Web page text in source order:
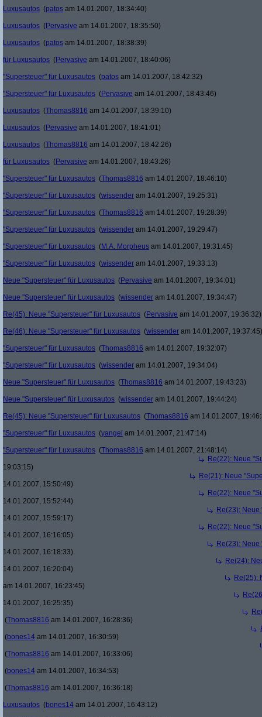
Luxusautos (patos am 14.01.2007, 18:34:40)
Luxusautos (Pervasive am 14.01.2007, 18:35:50)
Luxusautos (patos am 14.01.2007, 18:38:39)
für Luxusautos (Pervasive am 14.01.2007, 18:40:06)
"Supersteuer" für Luxusautos (patos am 14.01.2007, 18:42:32)
"Supersteuer" für Luxusautos (Pervasive am 14.01.2007, 18:43:46)
Luxusautos (Thomas8816 am 14.01.2007, 18:39:10)
Luxusautos (Pervasive am 14.01.2007, 18:41:01)
Luxusautos (Thomas8816 am 14.01.2007, 18:42:26)
für Luxusautos (Pervasive am 14.01.2007, 18:43:26)
"Supersteuer" für Luxusautos (Thomas8816 am 14.01.2007, 18:46:10)
"Supersteuer" für Luxusautos (wissender am 14.01.2007, 19:25:31)
"Supersteuer" für Luxusautos (Thomas8816 am 14.01.2007, 19:28:39)
"Supersteuer" für Luxusautos (wissender am 14.01.2007, 19:29:47)
"Supersteuer" für Luxusautos (M.A. Morpheus am 14.01.2007, 19:31:45)
"Supersteuer" für Luxusautos (wissender am 14.01.2007, 19:33:13)
Neue "Supersteuer" für Luxusautos (Pervasive am 14.01.2007, 19:34:01)
Neue "Supersteuer" für Luxusautos (wissender am 14.01.2007, 19:34:47)
Re(45): Neue "Supersteuer" für Luxusautos (Pervasive am 14.01.2007, 19:36:32)
Re(46): Neue "Supersteuer" für Luxusautos (wissender am 14.01.2007, 19:37:45)
"Supersteuer" für Luxusautos (Thomas8816 am 14.01.2007, 19:32:07)
"Supersteuer" für Luxusautos (wissender am 14.01.2007, 19:34:04)
Neue "Supersteuer" für Luxusautos (Thomas8816 am 14.01.2007, 19:43:23)
Neue "Supersteuer" für Luxusautos (wissender am 14.01.2007, 19:44:24)
Re(45): Neue "Supersteuer" für Luxusautos (Thomas8816 am 14.01.2007,
"Supersteuer" für Luxusautos (yangel am 14.01.2007, 21:47:14)
"Supersteuer" für Luxusautos (Thomas8816 am 14.01.2007, 21:48:14)
Re(22): Neue
19:03:15)
Re(21): Neue
14.01.2007, 15:50:49)
Re(22): Neue
14.01.2007, 15:52:44)
Re(23):
14.01.2007, 15:59:17)
Re(22): Neue
14.01.2007, 16:16:05)
Re(23):
14.01.2007, 16:18:33)
Re(24):
14.01.2007, 16:20:04)
Re(25):
am 14.01.2007, 16:23:45)
14.01.2007, 16:25:35)
(Thomas8816 am 14.01.2007, 16:28:36)
(bones14 am 14.01.2007, 16:30:59)
(Thomas8816 am 14.01.2007, 16:33:06)
(bones14 am 14.01.2007, 16:34:53)
(Thomas8816 am 14.01.2007, 16:36:18)
Luxusautos (bones14 am 14.01.2007, 16:43:12)